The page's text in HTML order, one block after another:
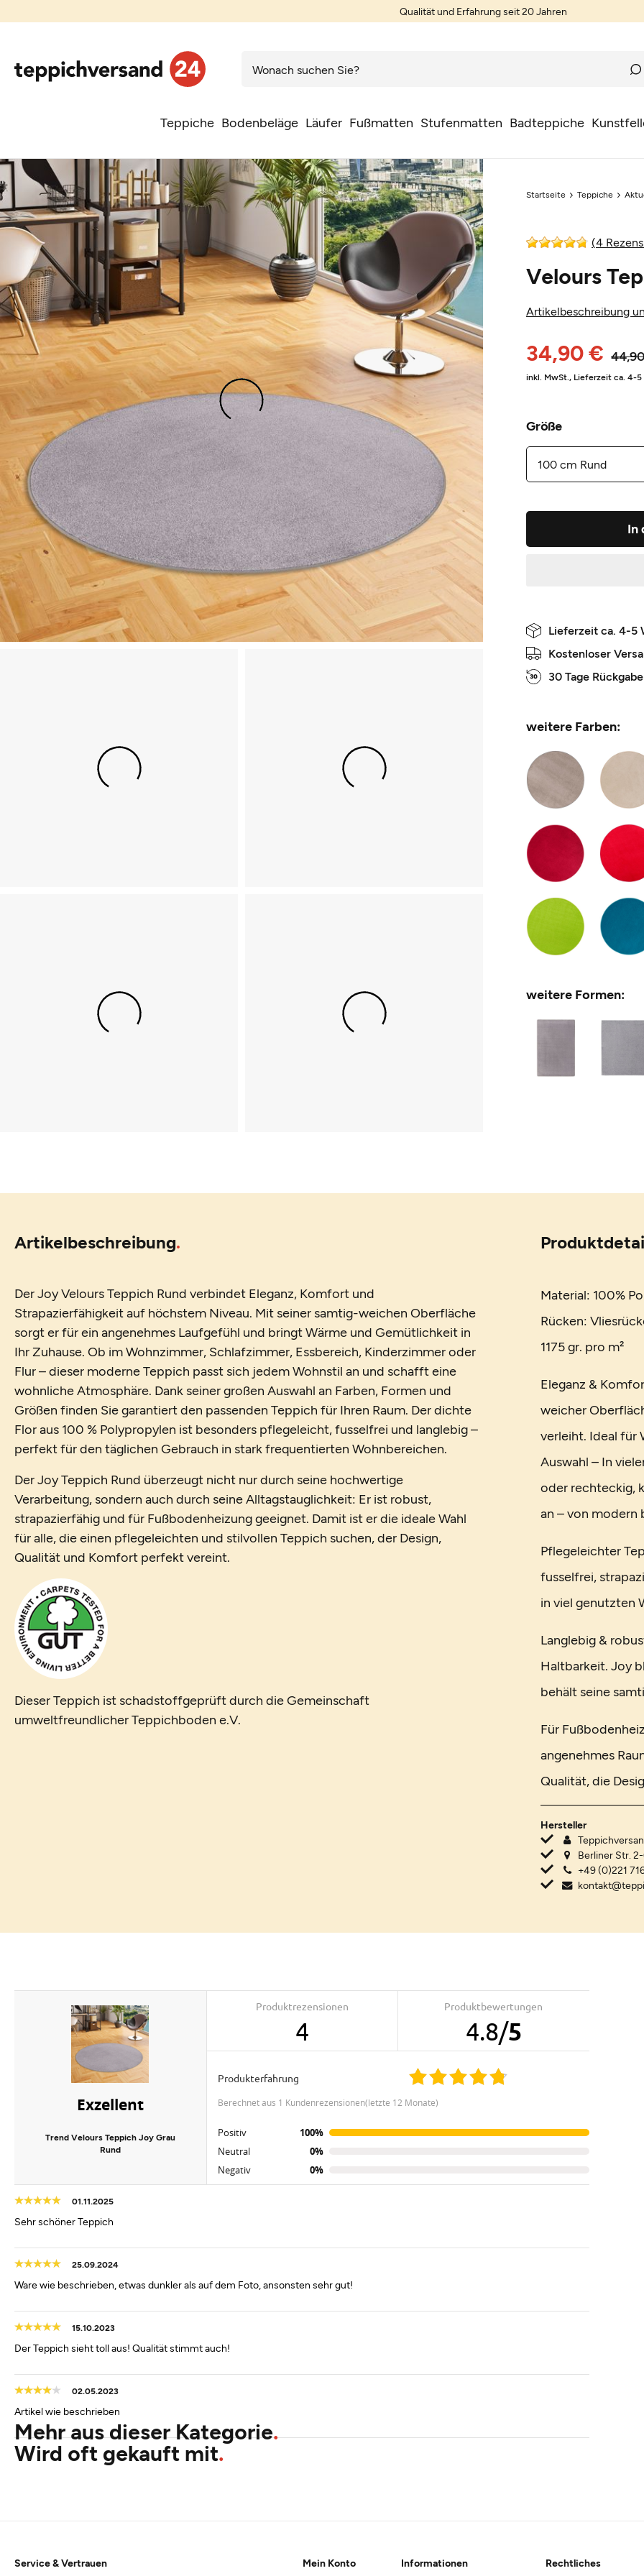
Qualität und Erfahrung seit 20 Jahren
Teppiche Bodenbeläge Läufer Fußmatten Stufenmatten Badteppiche
Startseite Teppiche
(4
Velours
Artikelbeschreibung
34,90 €
inkl. MwSt., Lieferzeit ca. 4-5
Größe
In
Lieferzeit ca. 4-5
Kostenloser
30 Tage
weitere Farben:
weitere Formen:
Artikelbeschreibung
Der Joy Velours Teppich Rund verbindet Eleganz, Komfort und
Strapazierfähigkeit auf höchstem Niveau. Mit seiner samtig-weichen Oberfläche
sorgt er für ein angenehmes Laufgefühl und bringt Wärme und Gemütlichkeit in
Ihr Zuhause. Ob im Wohnzimmer, Schlafzimmer, Essbereich, Kinderzimmer oder
Flur – dieser moderne Teppich passt sich jedem Wohnstil an und schafft eine
wohnliche Atmosphäre. Dank seiner großen Auswahl an Farben, Formen und
Größen finden Sie garantiert den passenden Teppich für Ihren Raum. Der dichte
Flor aus 100 % Polypropylen ist besonders pflegeleicht, fusselfrei und langlebig –
perfekt für den täglichen Gebrauch in stark frequentierten Wohnbereichen.
Der Joy Teppich Rund überzeugt nicht nur durch seine hochwertige
Verarbeitung, sondern auch durch seine Alltagstauglichkeit: Er ist robust,
strapazierfähig und für Fußbodenheizung geeignet. Damit ist er die ideale Wahl
für alle, die einen pflegeleichten und stilvollen Teppich suchen, der Design,
Qualität und Komfort perfekt vereint.
Dieser Teppich ist schadstoffgeprüft durch die Gemeinschaft
umweltfreundlicher Teppichboden e.V.
Material: 100%
Rücken:
1175 gr. pro m²
Eleganz &
weicher
verleiht. Ideal für
Auswahl – In
oder rechteckig,
an – von modern
Pflegeleichter
fusselfrei,
in viel genutzten
Langlebig &
Haltbarkeit. Joy
behält seine
Für
angenehmes
Qualität, die
Hersteller
Berliner Str.
+49 (0)221
Exzellent
Trend Velours Teppich Joy Grau
Rund
Produktrezensionen
4
Produktbewertungen
4.8/5
Produkterfahrung
berechnet aus 1 Kundenrezensionen(letzte 12 Monate)
Positiv
100%
Neutral
0%
Negativ
0%
01.11.2025
Sehr schöner Teppich
25.09.2024
Ware wie beschrieben, etwas dunkler als auf dem Foto, ansonsten sehr gut!
15.10.2023
Der Teppich sieht toll aus! Qualität stimmt auch!
02.05.2023
Artikel wie beschrieben
Mehr aus dieser Kategorie
Wird oft gekauft mit
Mein Konto Informationen Rechtliches
Service & Vertrauen